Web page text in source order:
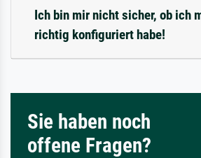
Ich bin mir nicht sicher, ob ich
richtig konfiguriert habe!
Sie haben noch
offene Fragen?